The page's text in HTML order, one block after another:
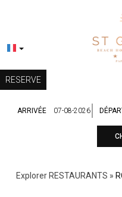
RESERVE
ARRIVÉE
Explorer RESTAURANTS »